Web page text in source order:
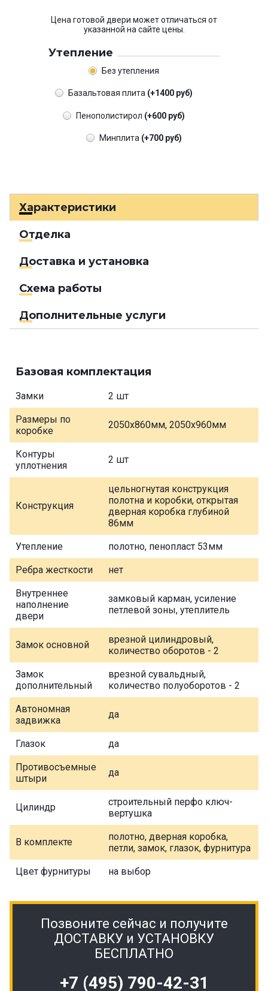
Цена готовой двери может отличаться от
указанной на сайте цены.
Утепление
Без утепления
Базальтовая плита (+1400 руб)
Пенополистирол (+600 руб)
Минплита (+700 руб)
Характеристики
Отделка
Доставка и установка
Схема работы
Дополнительные услуги
Базовая комплектация
Замки 2 шт
Размеры по
коробке
2050х860мм, 2050х960мм
Контуры
уплотнения
2 шт
Конструкция
цельногнутая конструкция
полотна и коробки, открытая
дверная коробка глубиной
86мм
Утепление полотно, пенопласт 53мм
Ребра жесткости нет
Внутреннее
наполнение
двери
замковый карман, усиление
петлевой зоны, утеплитель
Замок основной
врезной цилиндровый,
количество оборотов - 2
Замок
дополнительный
врезной сувальдный,
количество полуоборотов - 2
Автономная
задвижка
да
Глазок да
Противосъемные
штыри
да
Цилиндр
строительный перфо ключ-
вертушка
В комплекте
полотно, дверная коробка,
петли, замок, глазок, фурнитура
Цвет фурнитуры на выбор
Позвоните сейчас и получите
ДОСТАВКУ и УСТАНОВКУ
БЕСПЛАТНО
+7 (495) 790-42-31